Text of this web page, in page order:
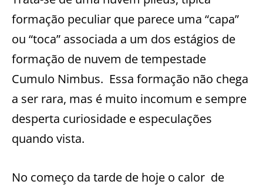
formação peculiar que parece uma “capa”
ou “toca” associada a um dos estágios de
formação de nuvem de tempestade
Cumulo Nimbus. Essa formação não chega
a ser rara, mas é muito incomum e sempre
desperta curiosidade e especulações
quando vista.
No começo da tarde de hoje o calor de